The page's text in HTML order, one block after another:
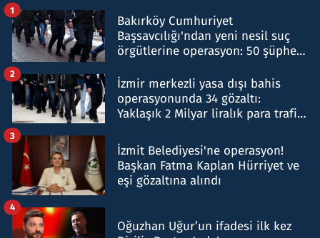
Bakırköy Cumhuriyet
Başsavcılığı'ndan yeni nesil suç
örgütlerine operasyon: 50 şüpheli
1
İzmir merkezli yasa dışı bahis
operasyonunda 34 gözaltı:
Yaklaşık 2 Milyar liralık para trafiği
2
İzmit Belediyesi'ne operasyon!
Başkan Fatma Kaplan Hürriyet ve
eşi gözaltına alındı
3
Oğuzhan Uğur’un ifadesi ilk kez
4